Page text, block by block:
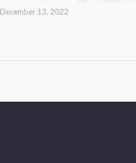
December 13, 2022